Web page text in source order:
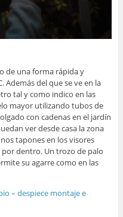
de una forma rápida y
Además del que se ve en la
tal y como indico en las
mayor utilizando tubos de
con cadenas en el jardín
ver desde casa la zona
tapones en los visores
dentro. Un trozo de palo
su agarre como en las
– despiece montaje e